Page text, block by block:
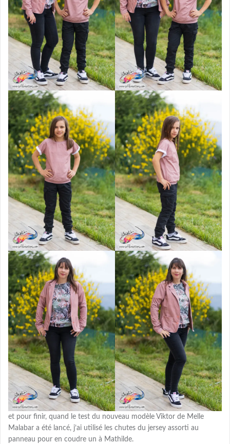
et pour finir, quand le test du nouveau modèle Viktor de Melle
Malabar a été lancé, j’ai utilisé les chutes du jersey assorti au
panneau pour en coudre un à Mathilde.